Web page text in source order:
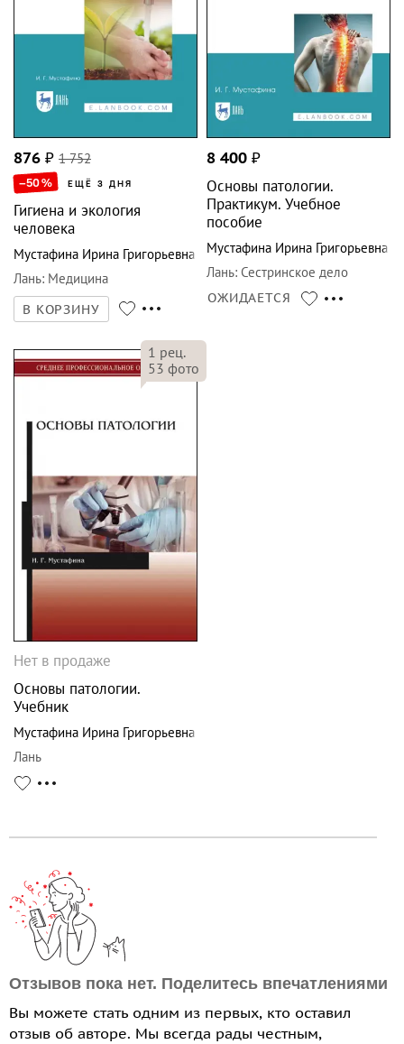
876 ₽ 1 752
–50% ЕЩЁ 3 ДНЯ
Гигиена и экология
человека
Мустафина Ирина Григорьевна
Лань: Медицина
В КОРЗИНУ
8 400 ₽
Основы патологии.
Практикум. Учебное
пособие
Мустафина Ирина Григорьевна
Лань: Сестринское дело
ОЖИДАЕТСЯ
1 рец.
53 фото
Нет в продаже
Основы патологии.
Учебник
Мустафина Ирина Григорьевна
Лань
Отзывов пока нет. Поделитесь впечатлениями
Вы можете стать одним из первых, кто оставил
отзыв об авторе. Мы всегда рады честным,